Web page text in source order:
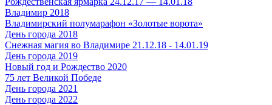
Владимир 2018
Владимирский полумарафон «Золотые ворота»
День города 2018
Снежная магия во Владимире 21.12.18 - 14.01.19
День города 2019
Новый год и Рождество 2020
75 лет Великой Победе
День города 2021
День города 2022